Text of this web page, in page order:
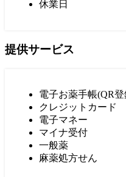
休業日
提供サービス
電子お薬手帳(QR
クレジットカード
電子マネー
マイナ受付
一般薬
麻薬処方せん